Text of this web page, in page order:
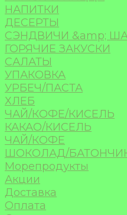
НАПИТКИ
ДЕСЕРТЫ
СЭНДВИЧИ &amp;
ГОРЯЧИЕ ЗАКУСКИ
САЛАТЫ
УПАКОВКА
УРБЕЧ/ПАСТА
ХЛЕБ
ЧАЙ/КОФЕ/КИСЕЛЬ
КАКАО/КИСЕЛЬ
ЧАЙ/КОФЕ
ШОКОЛАД/
Морепродукты
Акции
Доставка
Оплата